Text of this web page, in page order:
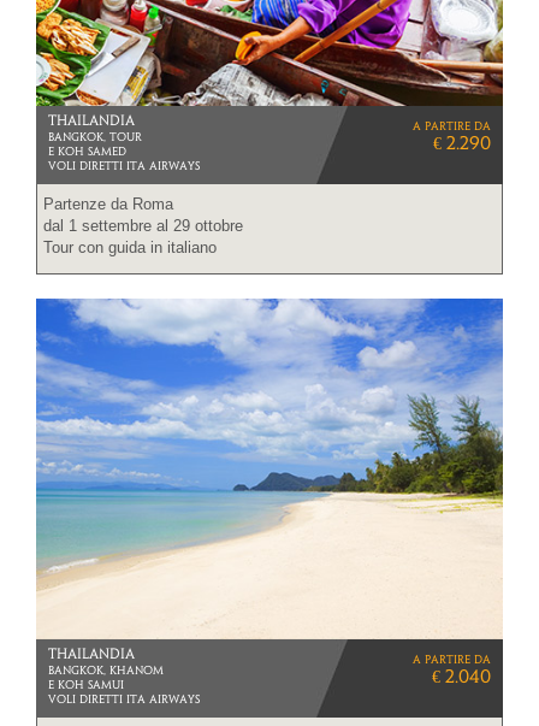
THAILANDIA
BANGKOK, TOUR
E KOH SAMED
VOLI DIRETTI ITA AIRWAYS
a partire da
€ 2.290
Partenze da Roma
dal 1 settembre al 29 ottobre
Tour con guida in italiano
THAILANDIA
BANGKOK, KHANOM
E KOH SAMUI
VOLI DIRETTI ITA AIRWAYS
a partire da
€ 2.040